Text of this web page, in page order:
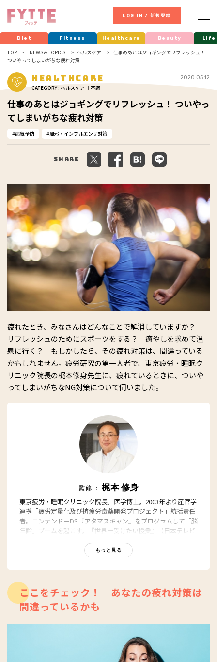
LOG IN / 新規登録
Diet Fitness Healthcare Beauty
TOP NEWS & TOPICS ヘルスケア
仕事のあとはジョギングでリフレッシュ！
ついやってしまいがちな疲れ対策
Healthcare
CATEGORY : ヘルスケア ｜不調
2020.05.12
仕事のあとはジョギングでリフレッシュ！ ついやっ
てしまいがちな疲れ対策
病気予防 風邪・インフルエンザ対策
Share
疲れたとき、みなさんはどんなことで解消していますか？
リフレッシュのためにスポーツをする？ 癒やしを求めて温
泉に行く？ もしかしたら、その疲れ対策は、間違っている
かもしれません。疲労研究の第一人者で、東京疲労・睡眠ク
リニック院長の梶本修身先生に、疲れているときに、ついや
ってしまいがちなNG対策について伺いました。
監修 ： 梶本 修身
東京疲労・睡眠クリニック院長。医学博士。2003年より産官学
連携「疲労定量化及び抗疲労食薬開発プロジェクト」統括責任
者。ニンテンドーDS『アタマスキャン』をプログラムして「脳
年齢」ブームを起こす。『世界一受けたい授業』（日本テレビ
に『すべての疲労は脳が原因』『すべての疲労は脳が原因２
〈超実践編〉』（集英社新書）、『隠れ疲労』（朝日新書）な
ど多数。
もっと見る
ここをチェック！ あなたの疲れ対策は
間違っているかも